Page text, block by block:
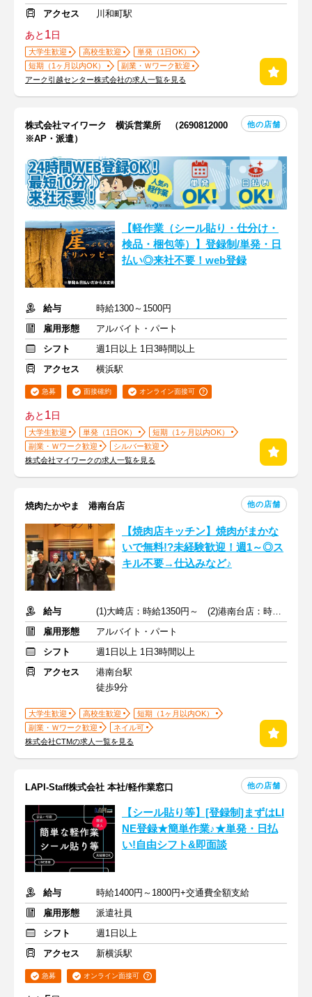
アクセス
川和町駅
あと 1日
大学生歓迎 高校生歓迎
単発（1日OK）
短期（1ヶ月以内OK）
副業・Ｗワーク歓迎
アーク引越センター株式会社の求人一覧を見る
株式会社マイワーク 横浜営業所 （2690812000
※AP・派遣）
他の店舗
【軽作業（シール貼り・仕分け・
検品・梱包等）】登録制/単発・日
払い◎来社不要！web登録
給与
時給1300～1500円
雇用形態
アルバイト・パート
シフト
週1日以上 1日3時間以上
アクセス
横浜駅
急募 面接確約 オンライン面接可
あと 1日
大学生歓迎 単発（1日OK）
短期（1ヶ月以内OK）
副業・Ｗワーク歓迎
シルバー歓迎
株式会社マイワークの求人一覧を見る
焼肉たかやま 港南台店 他の店舗
【焼肉店キッチン】焼肉がまかな
いで無料!?未経験歓迎！週1～◎ス
キル不要→仕込みなど♪
給与
雇用形態
アルバイト・パート
シフト
週1日以上 1日3時間以上
アクセス
港南台駅
徒歩9分
大学生歓迎 高校生歓迎
短期（1ヶ月以内OK）
副業・Ｗワーク歓迎
ネイル可
株式会社CTMの求人一覧を見る
LAPI-Staff株式会社 本社/軽作業窓口 他の店舗
【シール貼り等】[登録制]まずはLI
NE登録★簡単作業♪★単発・日払
い!自由シフト&即面談
給与
時給1400円～1800円+交通費全額支給
雇用形態
派遣社員
シフト
週1日以上
アクセス
新横浜駅
急募 オンライン面接可